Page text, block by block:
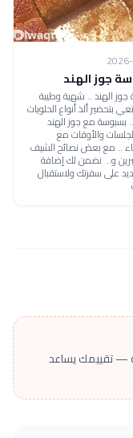
جوز الهند
جوز الهند .. شهية وطيبة
بتحضير ألذ أنواع الحلويات
.. بسبوسة مع جوز الهند
والأوقات مع
.. مع بعض نصائح الشيف
و.. نضمن لك إضافة
على سفرتك ولاستقبال
— تقييمك يساعد